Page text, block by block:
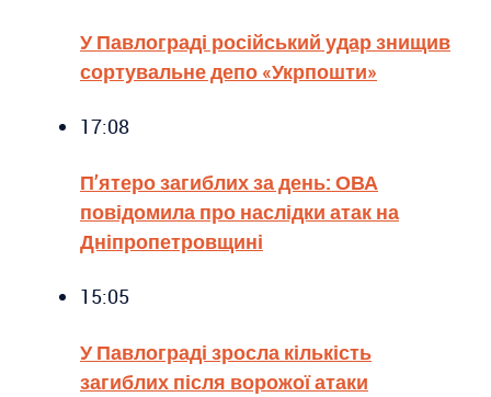
У Павлограді російський удар знищив
сортувальне депо «Укрпошти»
17:08
П’ятеро загиблих за день: ОВА
повідомила про наслідки атак на
Дніпропетровщині
15:05
У Павлограді зросла кількість
загиблих після ворожої атаки